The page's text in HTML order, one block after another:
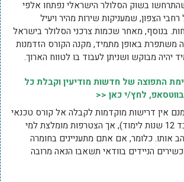
בשוק הסלולר הישראלי נפתחו אלפי
רחבי הצפון, שמעניקות שירות מהיר ויעיל
בנוסף, מאחר שכמות צרכני הסלולר בישראל
משתפרת באופן מתמיד, מקנה הקורס הזדמנות
יהיה מבוקש ושניתן לעבוד בו לטווח הארוך.
התפוצה של חדשות מודיעין וקבלת כל
לחץ/י כאן <<
אין דרישות מוקדמות לקבלה אל קורס טכנאי
סלולר וטאבלט (מלבד 12 שנות לימוד), אך הצטרפות מומלצת למי
אותו. כלומר, אם אתם מתעניינים בחומרה
הניידים בוודאי תשאבו הנאה מרובה